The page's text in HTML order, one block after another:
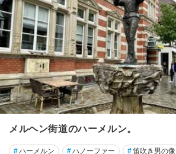
ル
ン
★
シ
ュ
ツ
ッ
ト
ガ
ル
メルヘン街道のハーメルン。
#ハーメルン #ハノーファー #笛吹き男の像